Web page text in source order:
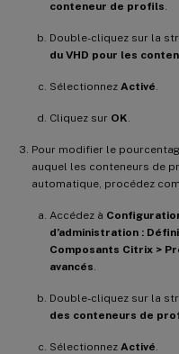
conteneur de profils
Double-cliquez sur la
du VHD pour les
Sélectionnez Activé
Cliquez sur OK
Pour modifier le
auquel les conteneurs de
automatique, procédez
Accédez à
d’administration :
Composants Citrix >
avancés
Double-cliquez sur la
des conteneurs de
Sélectionnez Activé